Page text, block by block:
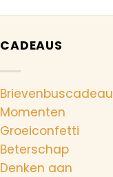
CADEAUS
Brievenbuscadeau
Momenten
Groeiconfetti
Beterschap
Denken aan